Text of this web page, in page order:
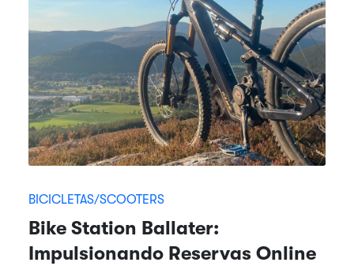
BICICLETAS/SCOOTERS
Bike Station Ballater:
Impulsionando Reservas Online